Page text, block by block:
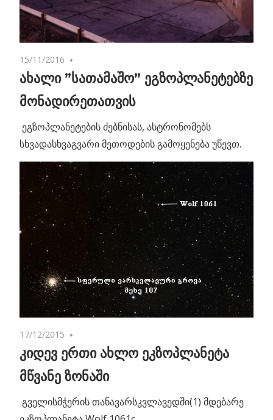
15/11/2016
ახალი ”სათამაშო” ეგზოპლანეტებზე
მონადირეთათვის
ეგზოპლანეტების ძებნისას, ასტრონომებს
სხვადასხვაგვარი მეთოდების გამოყენება უწევთ.
17/12/2015
კიდევ ერთი ახლო ეკზოპლანეტა
მწვანე ზონაში
გველისმჭერის თანავარსკვლავედში(1) მდებარე